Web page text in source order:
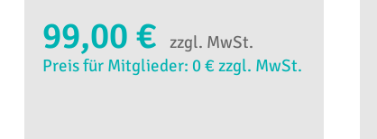
99,00 €
zzgl. MwSt.
Preis für Mitglieder: 0 € zzgl. MwSt.